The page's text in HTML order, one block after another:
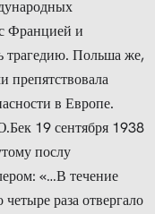
Францией и
трагедию. Польша же,
препятствовала
в Европе.
19 сентября 1938
послу
«…В течение
раза отвергало